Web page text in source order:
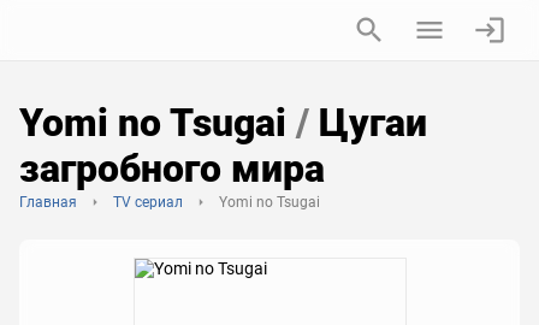
Yomi no Tsugai / Цугаи
загробного мира
Главная TV сериал Yomi no Tsugai